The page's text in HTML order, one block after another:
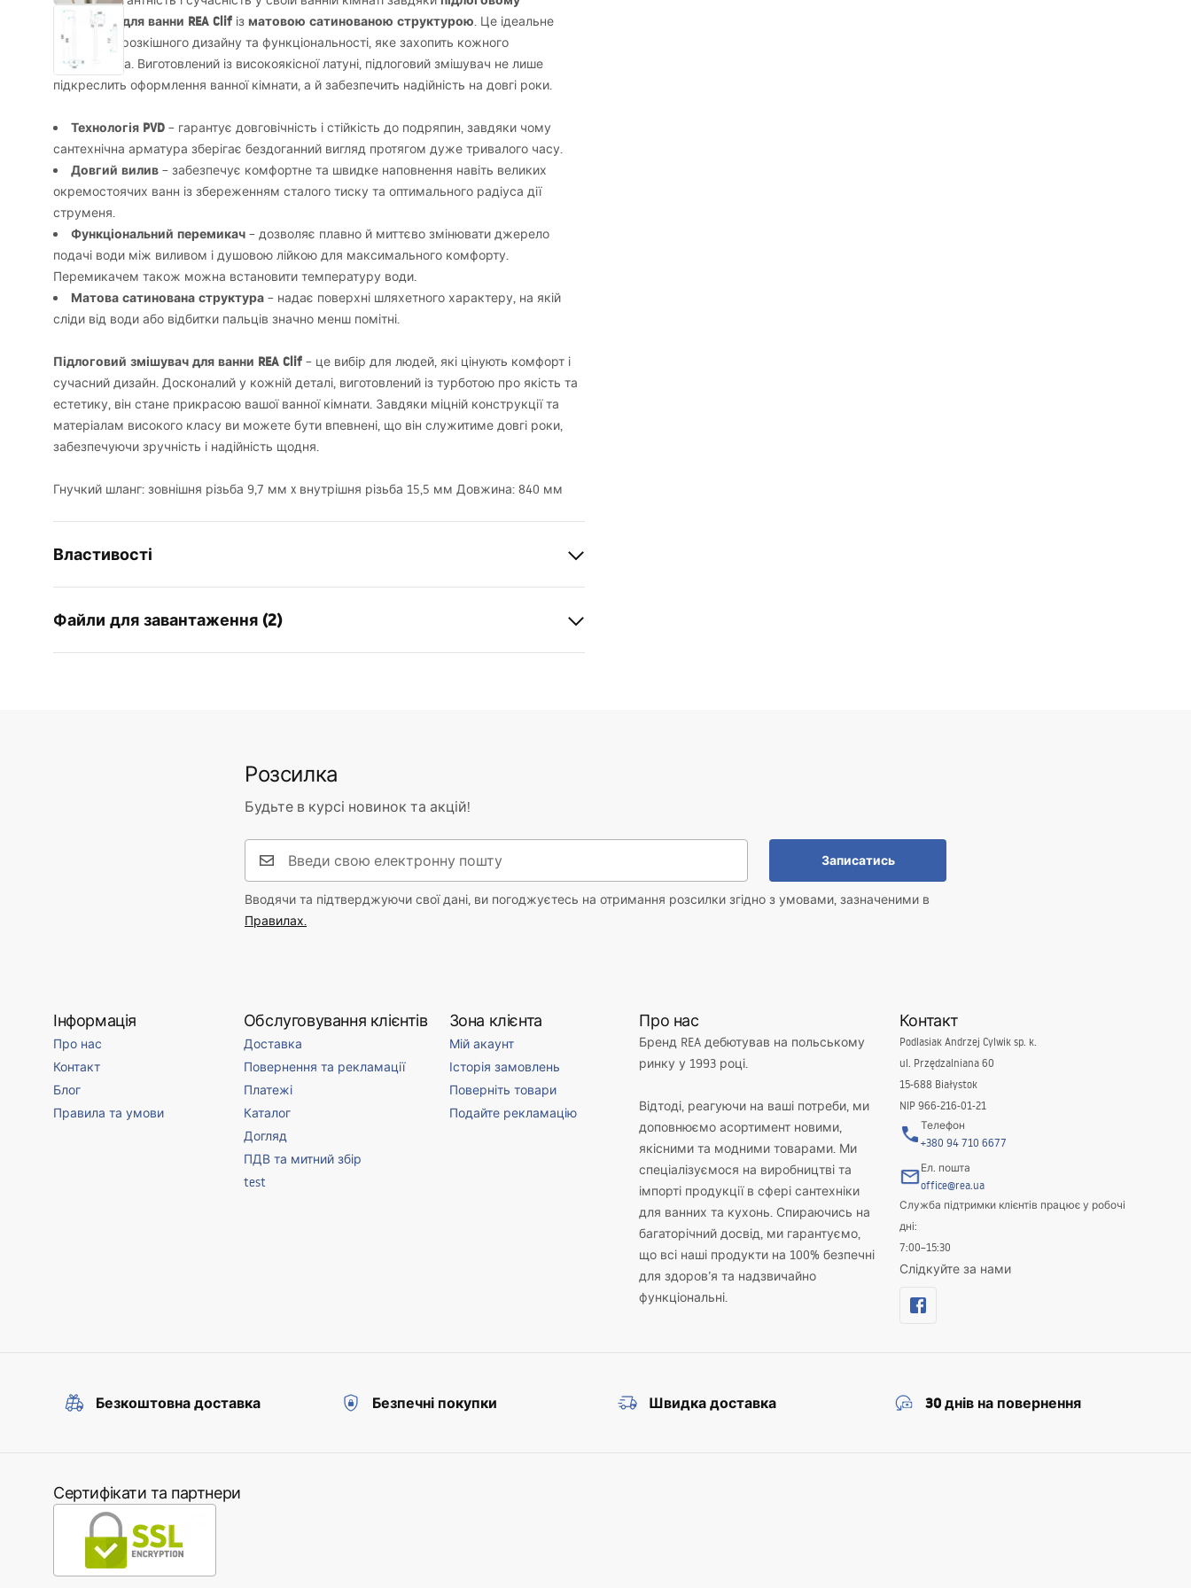
змішувачу для ванни REA Clif із матовою сатинованою структурою. Це ідеальне
поєднання розкішного дизайну та функціональності, яке захопить кожного
користувача. Виготовлений із високоякісної латуні, підлоговий змішувач не лише
підкреслить оформлення ванної кімнати, а й забезпечить надійність на довгі роки.
Технологія PVD – гарантує довговічність і стійкість до подряпин, завдяки чому
сантехнічна арматура зберігає бездоганний вигляд протягом дуже тривалого часу.
Довгий вилив – забезпечує комфортне та швидке наповнення навіть великих
окремостоячих ванн із збереженням сталого тиску та оптимального радіуса дії
струменя.
Функціональний перемикач – дозволяє плавно й миттєво змінювати джерело
подачі води між виливом і душовою лійкою для максимального комфорту.
Перемикачем також можна встановити температуру води.
Матова сатинована структура – надає поверхні шляхетного характеру, на якій
сліди від води або відбитки пальців значно менш помітні.
Підлоговий змішувач для ванни REA Clif – це вибір для людей, які цінують комфорт і
сучасний дизайн. Досконалий у кожній деталі, виготовлений із турботою про якість та
естетику, він стане прикрасою вашої ванної кімнати. Завдяки міцній конструкції та
матеріалам високого класу ви можете бути впевнені, що він служитиме довгі роки,
забезпечуючи зручність і надійність щодня.
Гнучкий шланг: зовнішня різьба 9,7 мм x внутрішня різьба 15,5 мм Довжина: 840 мм
Властивості
Спосіб монтажу
Колір
матове золото
995
Технологія нанесення покриття
PVD
5 років
Файли для завантаження (2)
Розсилка
Будьте в курсі новинок та акцій!
Записатись
Вводячи та підтверджуючи свої дані, ви погоджуєтесь на отримання розсилки згідно з умовами, зазначеними в
Правилах.
Інформація
Про нас
Контакт
Блог
Правила та умови
Обслуговування клієнтів
Доставка
Повернення та рекламації
Платежі
Каталог
Догляд
ПДВ та митний збір
test
Зона клієнта
Мій акаунт
Історія замовлень
Поверніть товари
Подайте рекламацію
Про нас
Бренд REA дебютував на польському
ринку у 1993 році.
Відтоді, реагуючи на ваші потреби, ми
доповнюємо асортимент новими,
якісними та модними товарами. Ми
спеціалізуємося на виробництві та
імпорті продукції в сфері сантехніки
для ванних та кухонь. Спираючись на
багаторічний досвід, ми гарантуємо,
що всі наші продукти на 100% безпечні
для здоров’я та надзвичайно
функціональні.
Контакт
Podlasiak Andrzej Cylwik sp. k.
ul. Przędzalniana 60
15-688 Białystok
NIP 966-216-01-21
Телефон
+380 94 710 6677
Ел. пошта
office@rea.ua
Служба підтримки клієнтів працює у робочі
дні:
7:00–15:30
Слідкуйте за нами
Безкоштовна доставка Безпечні покупки Швидка доставка 30 днів на повернення
Сертифікати та партнери